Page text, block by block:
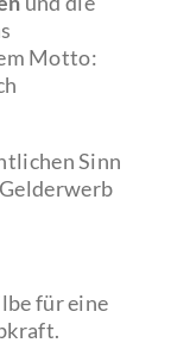
Motto:
Sinn
für eine